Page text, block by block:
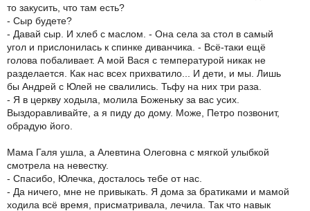
то закусить, что там есть?
- Сыр будете?
- Давай сыр. И хлеб с маслом. - Она села за стол в самый
угол и прислонилась к спинке диванчика. - Всё-таки ещё
голова побаливает. А мой Вася с температурой никак не
разделается. Как нас всех прихватило... И дети, и мы. Лишь
бы Андрей с Юлей не свалились. Тьфу на них три раза.
- Я в церкву ходыла, молила Боженьку за вас усих.
Выздоравливайте, а я пиду до дому. Може, Петро позвонит,
обрадую його.
Мама Галя ушла, а Алевтина Олеговна с мягкой улыбкой
смотрела на невестку.
- Спасибо, Юлечка, досталось тебе от нас.
- Да ничего, мне не привыкать. Я дома за братиками и мамой
ходила всё время, присматривала, лечила. Так что навык